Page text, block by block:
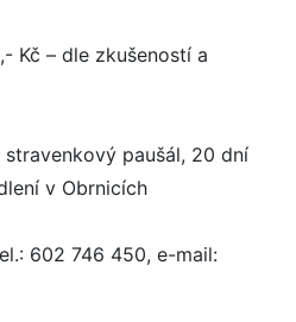
Kč – dle zkušeností a
paušál, 20 dní
v Obrnicích
602 746 450, e-mail: